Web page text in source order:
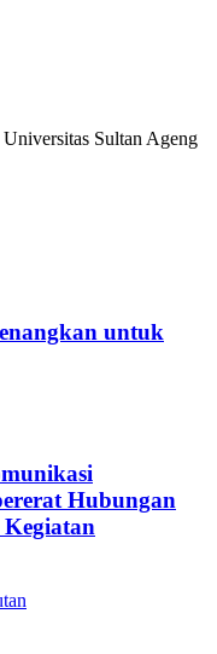
Sultan Ageng
untuk
Hubungan